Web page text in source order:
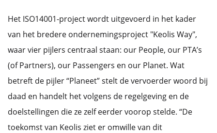
Het ISO14001-project wordt uitgevoerd in het kader
van het bredere ondernemingsproject "Keolis Way",
waar vier pijlers centraal staan: our People, our PTA’s
(of Partners), our Passengers en our Planet. Wat
betreft de pijler “Planeet” stelt de vervoerder woord bij
daad en handelt het volgens de regelgeving en de
doelstellingen die ze zelf eerder voorop stelde. “De
toekomst van Keolis ziet er omwille van dit